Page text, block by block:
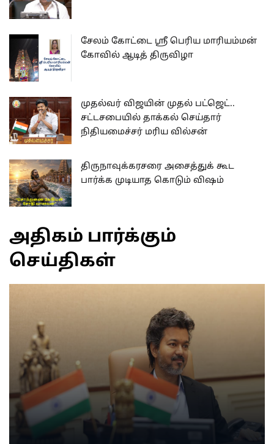
சேலம் கோட்டை ஸ்ரீ பெரிய மாரியம்மன்
கோவில் ஆடித் திருவிழா
முதல்வர் விஜயின் முதல் பட்ஜெட்..
சட்டசபையில் தாக்கல் செய்தார்
நிதியமைச்சர் மரிய வில்சன்
திருநாவுக்கரசரை அசைத்துக் கூட
பார்க்க முடியாத கொடும் விஷம்
அதிகம் பார்க்கும்
செய்திகள்